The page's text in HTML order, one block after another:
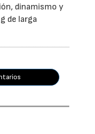
dinamismo y
de larga